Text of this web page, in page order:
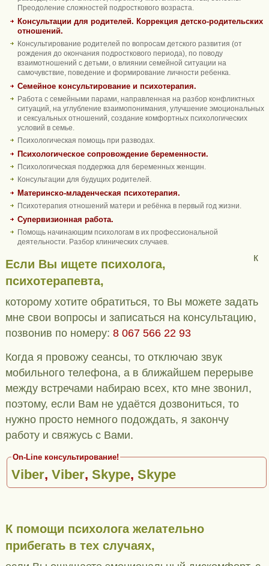
Преодоление сложностей подросткового возраста.
Консультации для родителей. Коррекция детско-родительских
отношений.
Консультирование родителей по вопросам детского развития (от
рождения до окончания подросткового периода), по поводу
взаимотношений с детьми, о влиянии семейной ситуации на
самочувствие, поведение и формирование личности ребенка.
Семейное консультирование и психотерапия.
Работа с семейными парами, направленная на разбор конфликтных
ситуаций, на углубление взаимопонимания, улучшение эмоциональных
и сексуальных отношений, создание комфортных психологических
условий в семье.
Психологическая помощь при разводах.
Психологическое сопровождение беременности.
Психологическая поддержка для беременных женщин.
Консультации для будущих родителей.
Материнско-младенческая психотерапия.
Психотерапия отношений матери и ребёнка в первый год жизни.
Супервизионная работа.
Помощь начинающим психологам в их профессиональной
деятельности. Разбор клинических случаев.
Если Вы ищете психолога,
психотерапевта,
к
которому хотите обратиться, то Вы можете задать
мне свои вопросы и записаться на консультацию,
позвонив по номеру: 8 067 566 22 93
Когда я провожу сеансы, то отключаю звук
мобильного телефона, а в ближайшем перерыве
между встречами набираю всех, кто мне звонил,
поэтому, если Вам не удаётся дозвониться, то
нужно просто немного подождать, я закончу
работу и свяжусь с Вами.
On-Line консультирование!
Viber, Viber, Skype, Skype
К помощи психолога желательно
прибегать в тех случаях,